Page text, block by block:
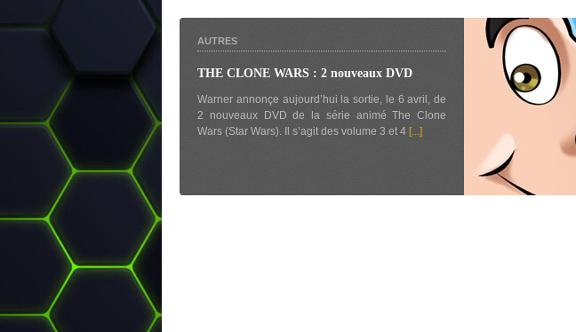
AUTRES
THE CLONE WARS : 2 nouveaux DVD
Warner annonçe aujourd’hui la sortie, le 6 avril, de
2 nouveaux DVD de la série animé The Clone
Wars (Star Wars). Il s’agit des volume 3 et 4 [...]